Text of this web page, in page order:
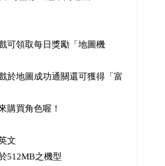
可領取每日獎勵「地圖機
於地圖成功通關還可獲得「富
購買角色喔！
文
512MB之機型